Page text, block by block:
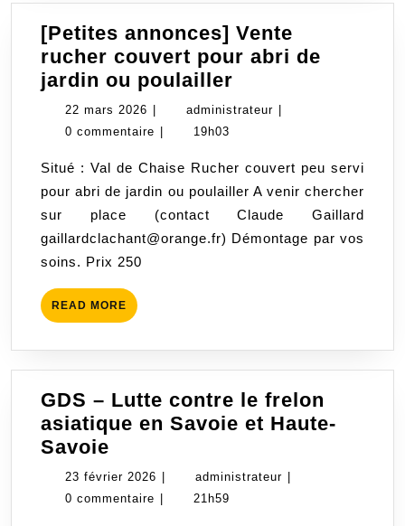
[Petites annonces] Vente
rucher couvert pour abri de
jardin ou poulailler
annonces]
couvert
pour
abri
de
22 mars 2026 22
mars
administrateur administrateur
0 commentaire
19h03
Situé : Val de Chaise Rucher couvert peu servi
pour abri de jardin ou poulailler A venir chercher
sur place (contact Claude Gaillard
gaillardclachant@orange.fr) Démontage par vos
soins. Prix 250
READ MORE READ
MORE
GDS – Lutte contre le frelon
asiatique en Savoie et Haute-
Savoie
–
Lutte
23 février 2026 23
février
administrateur administrateur
0 commentaire
21h59